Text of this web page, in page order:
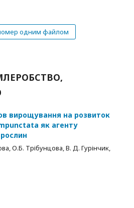
одним файлом
вирощування на розвиток
як агенту
О.Б. Трібунцова, В. Д. Гурінчик,